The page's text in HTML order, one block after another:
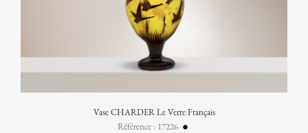
Vase CHARDER Le Verre Français
Référence : 17226